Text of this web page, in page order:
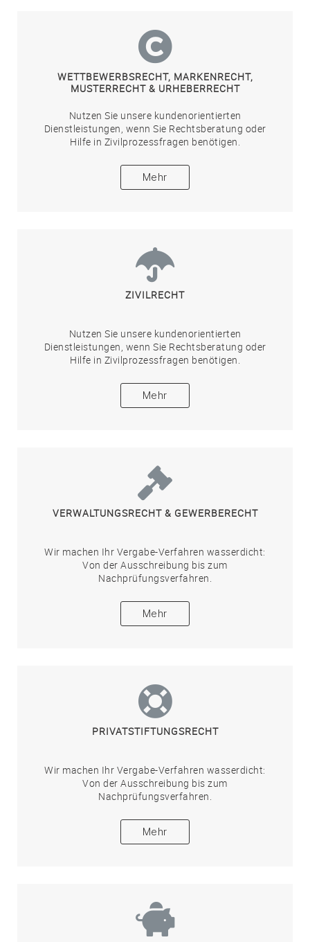
WETTBEWERBSRECHT, MARKENRECHT,
MUSTERRECHT & URHEBERRECHT
Nutzen Sie unsere kundenorientierten
Dienstleistungen, wenn Sie Rechtsberatung oder
Hilfe in Zivilprozessfragen benötigen.
Mehr
ZIVILRECHT
Nutzen Sie unsere kundenorientierten
Dienstleistungen, wenn Sie Rechtsberatung oder
Hilfe in Zivilprozessfragen benötigen.
Mehr
VERWALTUNGSRECHT & GEWERBERECHT
Wir machen Ihr Vergabe-Verfahren wasserdicht:
Von der Ausschreibung bis zum
Nachprüfungsverfahren.
Mehr
PRIVATSTIFTUNGSRECHT
Wir machen Ihr Vergabe-Verfahren wasserdicht:
Von der Ausschreibung bis zum
Nachprüfungsverfahren.
Mehr